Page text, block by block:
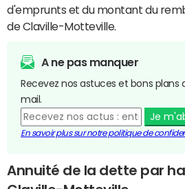
d'emprunts et du montant du
de Claville-Motteville.
A ne pas manquer
Recevez nos astuces et bons
mail.
Je
En savoir plus sur notre politique de
Annuité de la dette par